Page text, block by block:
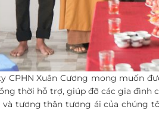
CPHN Xuân Cương mong muốn
thời hỗ trợ, giúp đỡ các gia đình
tương thân tương ái của chúng